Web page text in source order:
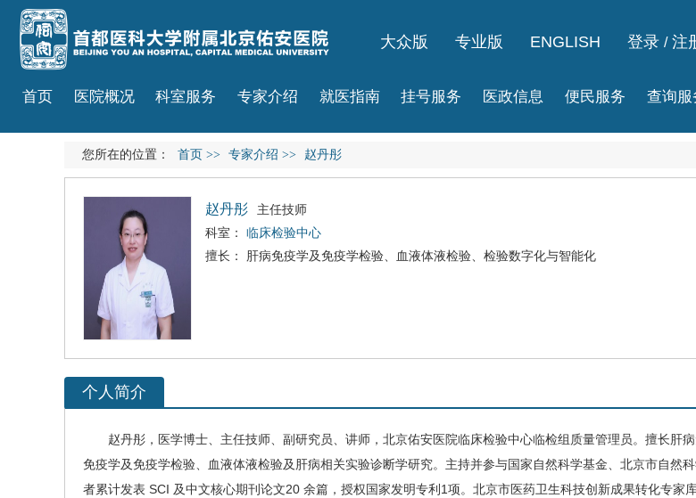
大众版 专业版 ENGLISH 登录 / 注
首页 医院概况 科室服务 专家介绍 就医指南 挂号服务 医政信息 便民服务 查询服
您所在的位置： 首页 >> 专家介绍 >> 赵丹彤
赵丹彤
主任技师
科室： 临床检验中心
擅长： 肝病免疫学及免疫学检验、血液体液检验、检验数字化与智能化
个人简介
赵丹彤 ，医学博士、主任技师、副研究员、讲师，北京佑安医院临床检验中心临检组质量管理员。擅长肝
免疫学及免疫学检验、血液体液检验及肝病相关实验诊断学研究。主持并参与国家自然科学基金、北京市自然
者累计发表 SCI 及中文核心期刊论文20 余篇，授权国家发明专利1项。北京市医药卫生科技创新成果转化专